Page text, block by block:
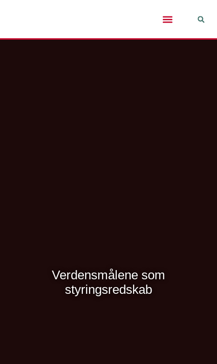
Verdensmålene som
styringsredskab